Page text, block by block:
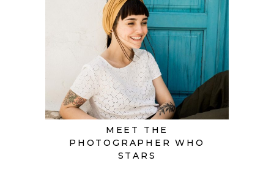
MEET THE
PHOTOGRAPHER WHO
STARS